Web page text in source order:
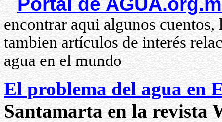
encontrar aqui algunos cuentos,
tambien artículos de interés
agua en el mundo
El problema del agua en
Santamarta en la revista